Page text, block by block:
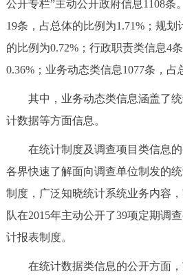
公开专栏”主动公开政府信息1108条
19条，占总体的比例为1.71%；规
的比例为0.72%；行政职责类信息4
0.36%；业务动态类信息1077条，占
其中，业务动态类信息涵盖了统
计数据等方面信息。
在统计制度及调查项目类信息的
各界快速了解面向调查单位制发的
制度，广泛知晓统计系统业务内容
队在2015年主动公开了39项定期调
计报表制度。
在统计数据类信息的公开方面，